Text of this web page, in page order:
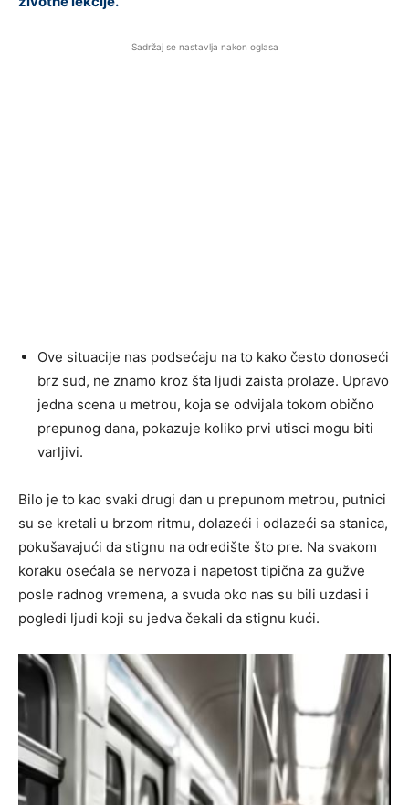
Sadržaj se nastavlja nakon oglasa
Ove situacije nas podsećaju na to kako često donoseći
brz sud, ne znamo kroz šta ljudi zaista prolaze. Upravo
jedna scena u metrou, koja se odvijala tokom obično
prepunog dana, pokazuje koliko prvi utisci mogu biti
varljivi.
Bilo je to kao svaki drugi dan u prepunom metrou, putnici
su se kretali u brzom ritmu, dolazeći i odlazeći sa stanica,
pokušavajući da stignu na odredište što pre. Na svakom
koraku osećala se nervoza i napetost tipična za gužve
posle radnog vremena, a svuda oko nas su bili uzdasi i
pogledi ljudi koji su jedva čekali da stignu kući.